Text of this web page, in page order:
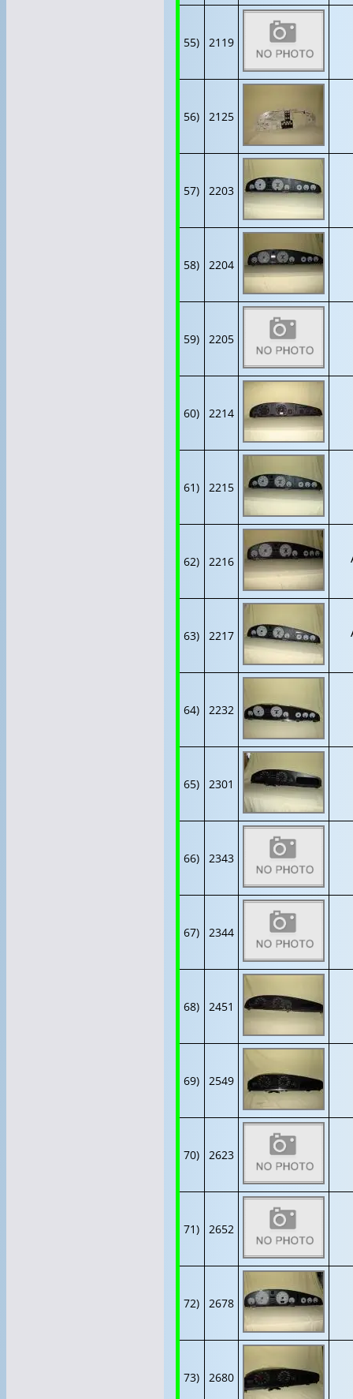
55) 2119
56) 2125
57) 2203
58) 2204
59) 2205
60) 2214
61) 2215
62) 2216
63) 2217
64) 2232
65) 2301
66) 2343
67) 2344
68) 2451
69) 2549
70) 2623
71) 2652
72) 2678
73) 2680